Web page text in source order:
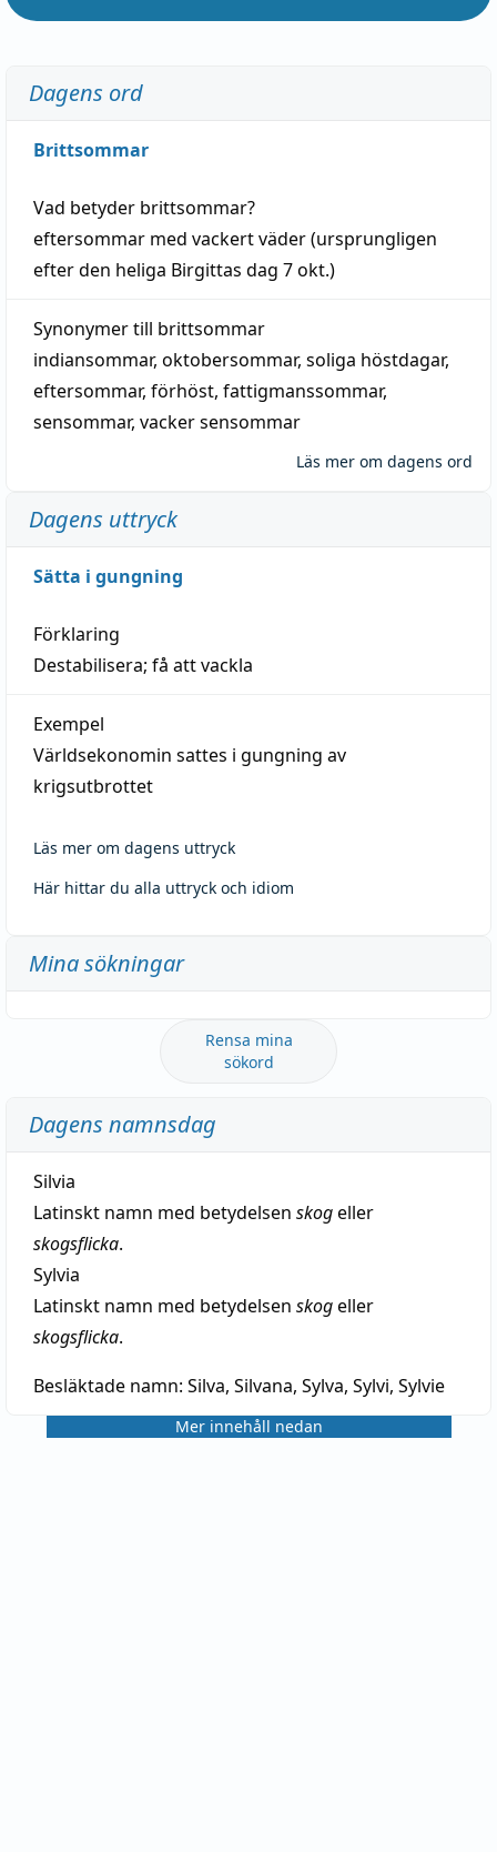
Dagens ord
Brittsommar
Vad betyder brittsommar?
eftersommar med vackertväder(ursprungligen
efter den heliga Birgittas dag 7 okt.)
Synonymer till brittsommar
indiansommar, oktobersommar, soliga höstdagar,
eftersommar, förhöst, fattigmanssommar,
sensommar, vacker sensommar
Läs mer om dagens ord
Dagens uttryck
Sätta i gungning
Förklaring
Destabilisera; få att vackla
Exempel
Världsekonomin sattes i gungning av
krigsutbrottet
Läs mer om dagens uttryck
Här hittar du alla uttryck och idiom
Mina sökningar
Rensa mina
sökord
Dagens namnsdag
Silvia
Latinskt namn med betydelsen skogeller
skogsflicka.
Sylvia
Latinskt namn med betydelsen skogeller
skogsflicka.
Besläktade namn: Silva, Silvana, Sylva, Sylvi, Sylvie
Mer innehåll nedan